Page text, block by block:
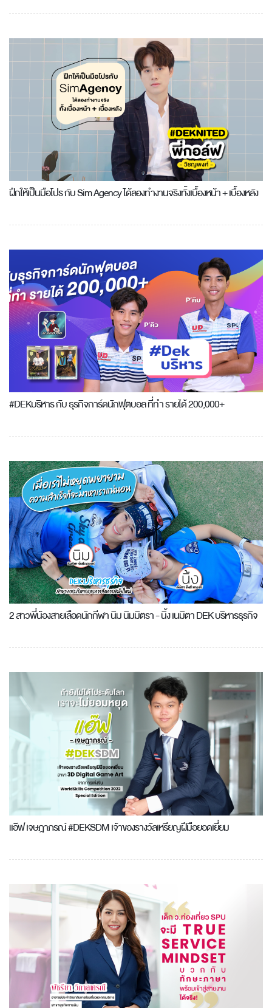
ฝึกให้เป็นมือโปร กับ Sim Agency ได้ลองทำงานจริงทั้งเบื้องหน้า + เบื้องหลัง
#DEKบริหาร กับ ธุรกิจการ์ดนักฟุตบอล ที่ทำ รายได้ 200,000+
2 สาวพี่น้องสายเลือดนักกีฬา นิม นิมมิตรา - นิ้ง เนมิตา DEK บริหารธุรกิจ
แอ๊ฟ เจษฎาภรณ์ #DEKSDM เจ้าของรางวัลเหรียญฝีมือยอดเยี่ยม